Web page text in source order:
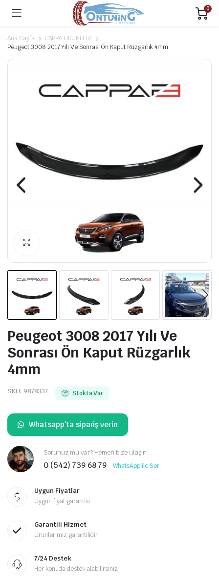
0
Ana Sayfa
CAPPA ÜRÜNLERİ
Peugeot 3008 2017 Yılı Ve Sonrası Ön Kaput Rüzgarlık 4mm
Peugeot 3008 2017 Yılı Ve
Sonrası Ön Kaput Rüzgarlık
4mm
SKU: 9878337 Stokta Var
Whatsapp'ta sipariş verin
Sorunuz mu var? Hemen bize ulaşın
0 (542) 739 68 79 WhatsApp ile Sor
Uygun Fiyatlar
Uygun fiyat garantisi
Garantili Hizmet
Ürünlerimiz garantilidir
7/24 Destek
Her konuda destek alabilirsiniz